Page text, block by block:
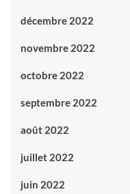
décembre 2022
novembre 2022
octobre 2022
septembre 2022
août 2022
juillet 2022
juin 2022